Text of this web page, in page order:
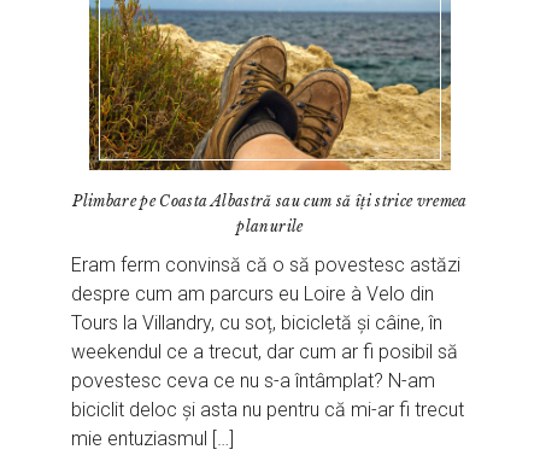
Plimbare pe Coasta Albastră sau cum să îți strice vremea
planurile
Eram ferm convinsă că o să povestesc astăzi
despre cum am parcurs eu Loire à Velo din
Tours la Villandry, cu soț, bicicletă și câine, în
weekendul ce a trecut, dar cum ar fi posibil să
povestesc ceva ce nu s-a întâmplat? N-am
biciclit deloc și asta nu pentru că mi-ar fi trecut
mie entuziasmul […]